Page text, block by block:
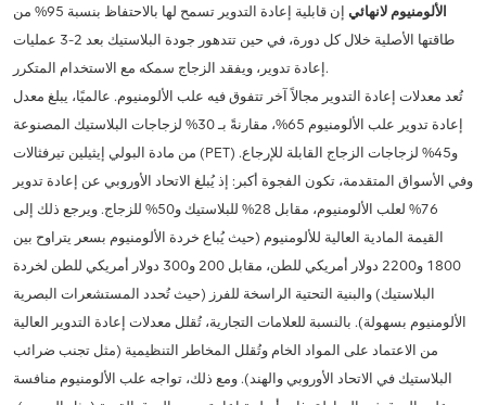
الألومنيوم لانهائي
إن قابلية إعادة التدوير تسمح لها بالاحتفاظ بنسبة 95% من
طاقتها الأصلية خلال كل دورة، في حين تتدهور جودة البلاستيك بعد 2-3 عمليات
إعادة تدوير، ويفقد الزجاج سمكه مع الاستخدام المتكرر.
تُعد معدلات إعادة التدوير مجالاً آخر تتفوق فيه علب الألومنيوم. عالميًا، يبلغ معدل
إعادة تدوير علب الألومنيوم 65%، مقارنةً بـ 30% لزجاجات البلاستيك المصنوعة
من مادة البولي إيثيلين تيرفثالات (PET) و45% لزجاجات الزجاج القابلة للإرجاع.
وفي الأسواق المتقدمة، تكون الفجوة أكبر: إذ يُبلغ الاتحاد الأوروبي عن إعادة تدوير
76% لعلب الألومنيوم، مقابل 28% للبلاستيك و50% للزجاج. ويرجع ذلك إلى
القيمة المادية العالية للألومنيوم (حيث يُباع خردة الألومنيوم بسعر يتراوح بين
1800 و2200 دولار أمريكي للطن، مقابل 200 و300 دولار أمريكي للطن لخردة
البلاستيك) والبنية التحتية الراسخة للفرز (حيث تُحدد المستشعرات البصرية
الألومنيوم بسهولة). بالنسبة للعلامات التجارية، تُقلل معدلات إعادة التدوير العالية
من الاعتماد على المواد الخام وتُقلل المخاطر التنظيمية (مثل تجنب ضرائب
البلاستيك في الاتحاد الأوروبي والهند). ومع ذلك، تواجه علب الألومنيوم منافسة